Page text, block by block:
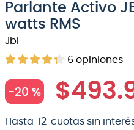
Parlante Activo
watts RMS
Jbl
6 opiniones
-20 % $493.
Hasta 12 cuotas sin
5.
amplificador
7.
guitarra
8.
micrófono
9.
bateria
10. violin